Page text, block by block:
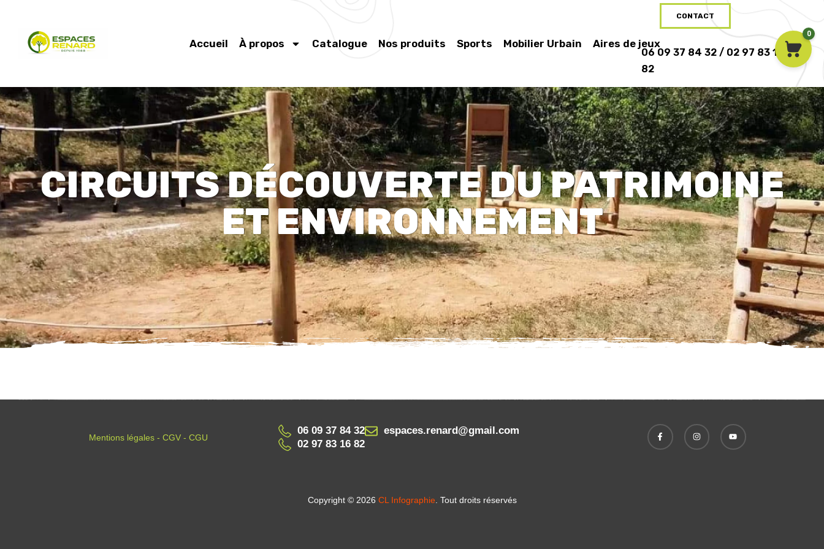
Accueil À propos Catalogue Nos produits Sports Mobilier Urbain Aires de jeux
CONTACT
06 09 37 84 32 / 02 97 83 16
82
CIRCUITS DÉCOUVERTE DU PATRIMOINE
ET ENVIRONNEMENT
Mentions légales - CGV - CGU
06 09 37 84 32
espaces.renard@gmail.com
02 97 83 16 82
Copyright © 2026 CL Infographie . Tout droits réservés
0